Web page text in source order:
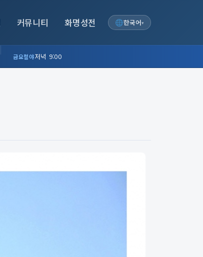
커뮤니티 화명성전 한국어▾
금요철야저녁 9:00